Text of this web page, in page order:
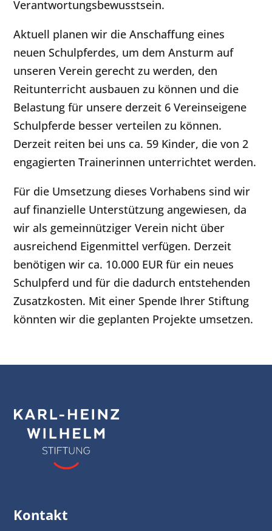
Verantwortungsbewusstsein.
Aktuell planen wir die Anschaffung eines
neuen Schulpferdes, um dem Ansturm auf
unseren Verein gerecht zu werden, den
Reitunterricht ausbauen zu können und die
Belastung für unsere derzeit 6 Vereinseigene
Schulpferde besser verteilen zu können.
Derzeit reiten bei uns ca. 59 Kinder, die von 2
engagierten Trainerinnen unterrichtet werden.
Für die Umsetzung dieses Vorhabens sind wir
auf finanzielle Unterstützung angewiesen, da
wir als gemeinnütziger Verein nicht über
ausreichend Eigenmittel verfügen. Derzeit
benötigen wir ca. 10.000 EUR für ein neues
Schulpferd und für die dadurch entstehenden
Zusatzkosten. Mit einer Spende Ihrer Stiftung
könnten wir die geplanten Projekte umsetzen.
Kontakt